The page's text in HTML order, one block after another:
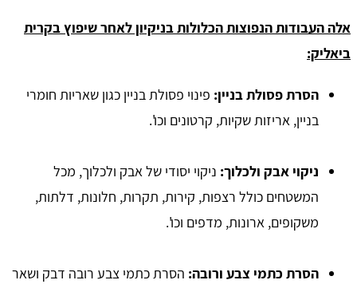
אלה העבודות הנפוצות הכלולות בניקיון לאחר שיפוץ בקרית
ביאליק:
הסרת פסולת בניין: פינוי פסולת בניין כגון שאריות חומרי
בניין, אריזות שקיות, קרטונים וכו'.
ניקוי אבק ולכלוך: ניקוי יסודי של אבק ולכלוך, מכל
המשטחים כולל רצפות, קירות, תקרות, חלונות, דלתות,
משקופים, ארונות, מדפים וכו'.
הסרת כתמי צבע ורובה: הסרת כתמי צבע רובה דבק ושאר